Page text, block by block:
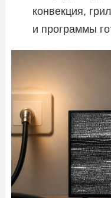
конвекция,
и программы